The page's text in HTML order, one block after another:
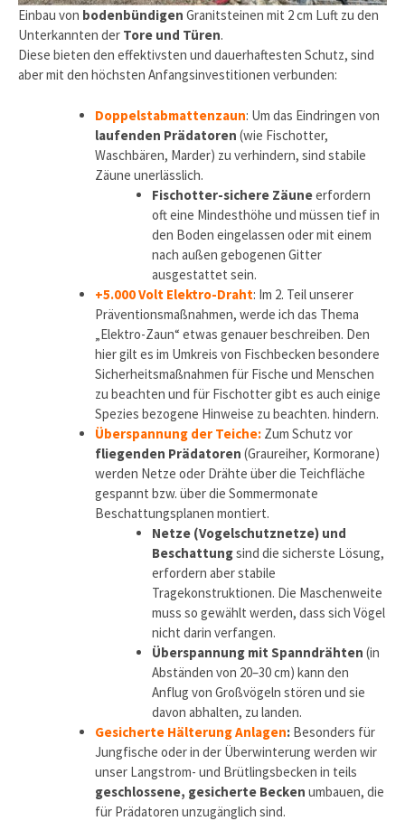
Einbau von bodenbündigen Granitsteinen mit 2 cm Luft zu den
Unterkannten der Tore und Türen.
Diese bieten den effektivsten und dauerhaftesten Schutz, sind
aber mit den höchsten Anfangsinvestitionen verbunden:
Doppelstabmattenzaun: Um das Eindringen von
laufenden Prädatoren (wie Fischotter,
Waschbären, Marder) zu verhindern, sind stabile
Zäune unerlässlich.
Fischotter-sichere Zäuneerfordern
oft eine Mindesthöhe und müssen tief in
den Boden eingelassen oder mit einem
nach außen gebogenen Gitter
ausgestattet sein.
+5.000 Volt Elektro-Draht: Im 2. Teil unserer
Präventionsmaßnahmen, werde ich das Thema
„Elektro-Zaun“ etwas genauer beschreiben. Den
hier gilt es im Umkreis von Fischbecken besondere
Sicherheitsmaßnahmen für Fische und Menschen
zu beachten und für Fischotter gibt es auch einige
Spezies bezogene Hinweise zu beachten. hindern.
Überspannung der Teiche: Zum Schutz vor
fliegenden Prädatoren (Graureiher, Kormorane)
werden Netze oder Drähte über die Teichfläche
gespannt bzw. über die Sommermonate
Beschattungsplanen montiert.
Netze (Vogelschutznetze) und
Beschattungsind die sicherste Lösung,
erfordern aber stabile
Tragekonstruktionen. Die Maschenweite
muss so gewählt werden, dass sich Vögel
nicht darin verfangen.
Überspannung mit Spanndrähten (in
Abständen von 20–30 cm) kann den
Anflug von Großvögeln stören und sie
davon abhalten, zu landen.
Gesicherte Hälterung Anlagen: Besonders für
Jungfische oder in der Überwinterung werden wir
unser Langstrom- und Brütlingsbecken in teils
geschlossene, gesicherte Becken umbauen, die
für Prädatoren unzugänglich sind.